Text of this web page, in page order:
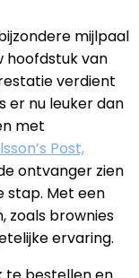
mijlpaal
hoofdstuk van
verdient
er nu leuker dan
met
Post,
ontvanger zien
stap. Met een
zoals brownies
ervaring.